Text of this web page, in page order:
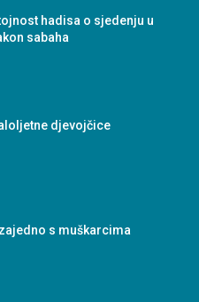
hadisa o sjedenju u
sabaha
djevojčice
s muškarcima